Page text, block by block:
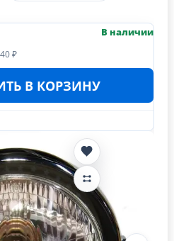
В наличии
₽
В КОРЗИНУ